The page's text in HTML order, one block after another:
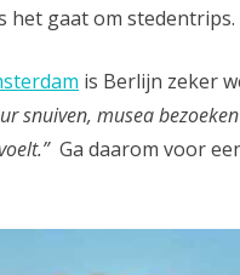
gaat om stedentrips.
is Berlijn zeker
snuiven, musea
Ga daarom voor